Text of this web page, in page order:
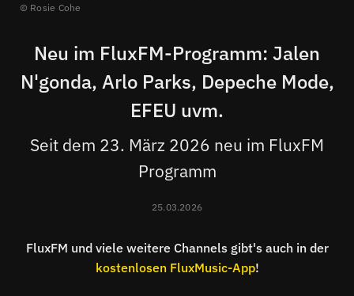
Rosie Cohe
Neu im FluxFM-Programm: Jalen
N'gonda, Arlo Parks, Depeche Mode,
EFEU uvm.
Seit dem 23. März 2026 neu im FluxFM
Programm
25.03.2026
FluxFM und viele weitere Channels gibt's auch in der
kostenlosen FluxMusic-App!